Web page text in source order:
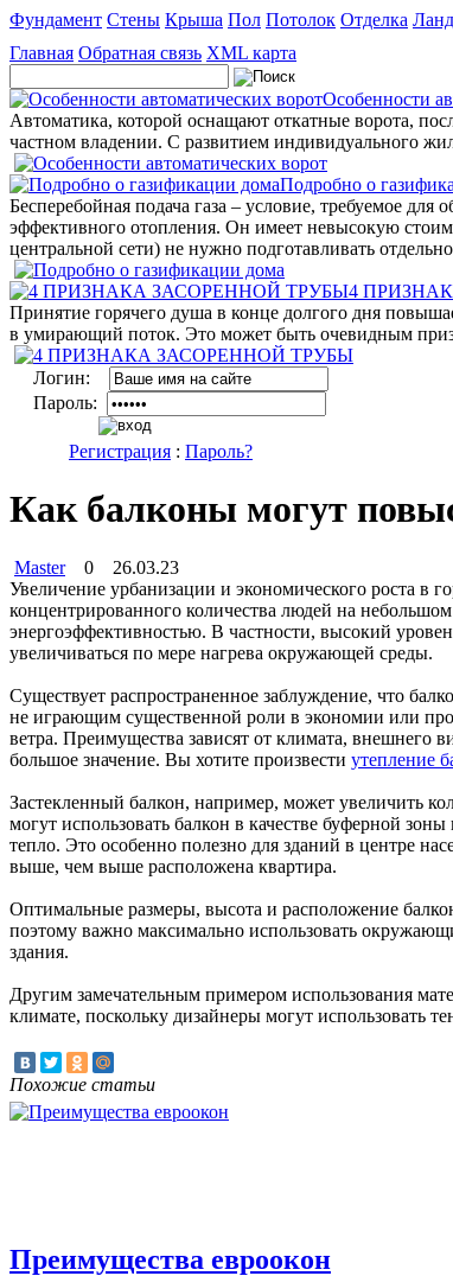
Фундамент Стены Крыша Пол Потолок Отделка
Главная Обратная связь XML карта
Особенности
Автоматика, которой оснащают откатные ворота,
частном владении. С развитием индивидуального
Подробно о
Бесперебойная подача газа – условие, требуемое
эффективного отопления. Он имеет невысокую
центральной сети) не нужно подготавливать
4
Принятие горячего душа в конце долгого дня
в умирающий поток. Это может быть очевидным
Логин:
Пароль:
Регистрация : Пароль?
Как балконы могут
Master 0
26.03.23
Увеличение урбанизации и экономического роста в
концентрированного количества людей на
энергоэффективностью. В частности, высокий
увеличиваться по мере нагрева окружающей среды.
Существует распространенное заблуждение, что
не играющим существенной роли в экономии или
ветра. Преимущества зависят от климата, внешнего
большое значение. Вы хотите произвести утепление
Застекленный балкон, например, может увеличить
могут использовать балкон в качестве буферной
тепло. Это особенно полезно для зданий в центре
выше, чем выше расположена квартира.
Оптимальные размеры, высота и расположение
поэтому важно максимально использовать
здания.
Другим замечательным примером использования
климате, поскольку дизайнеры могут использовать
Похожие статьи
Преимущества евроокон